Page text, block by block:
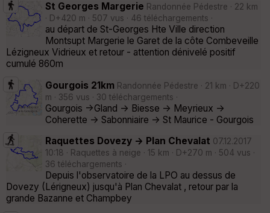
St Georges Margerie Randonnée Pédestre · 22 km
· D+420 m · 507 vus · 46 téléchargements ·
au départ de St-Georges Hte Ville direction
Montsupt Margerie le Garet de la côte Combeveille
Lézigneux Vidrieux et retour - attention dénivelé positif
cumulé 860m
Gourgois 21km Randonnée Pédestre · 21 km · D+220
m · 356 vus · 30 téléchargements ·
Gourgois ->Gland -> Biesse -> Meyrieux ->
Coherette -> Sabonniaire -> St Maurice - Gourgois
Raquettes Dovezy -> Plan Chevalat 07.12.2017
10:18 · Raquettes à neige · 15 km · D+270 m · 504 vus ·
36 téléchargements ·
Depuis l'observatoire de la LPO au dessus de
Dovezy (Lérigneux) jusqu'à Plan Chevalat , retour par la
grande Bazanne et Champbey